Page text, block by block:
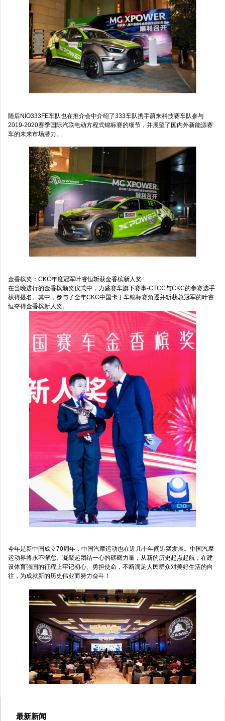
随后NIO333FE车队也在推介会中介绍了333车队携手蔚来科技赛车队参与
2019-2020赛季国际汽联电动方程式锦标赛的细节，并展望了国内外新能源赛
车的未来市场潜力。
金香槟奖：CKC年度冠军叶睿恒斩获金香槟新人奖
在当晚进行的金香槟颁奖仪式中，力盛赛车旗下赛事-CTCC与CKC的参赛选手
获得提名。其中，参与了全年CKC中国卡丁车锦标赛角逐并斩获总冠军的叶睿
恒夺得金香槟新人奖。
今年是新中国成立70周年，中国汽摩运动也在近几十年间迅猛发展。中国汽摩
运动界将永不懈怠、凝聚起团结一心的磅礴力量，从新的历史起点起航，在建
设体育强国的征程上牢记初心、勇担使命，不断满足人民群众对美好生活的向
往，为成就新的历史伟业而努力奋斗！
最新新闻